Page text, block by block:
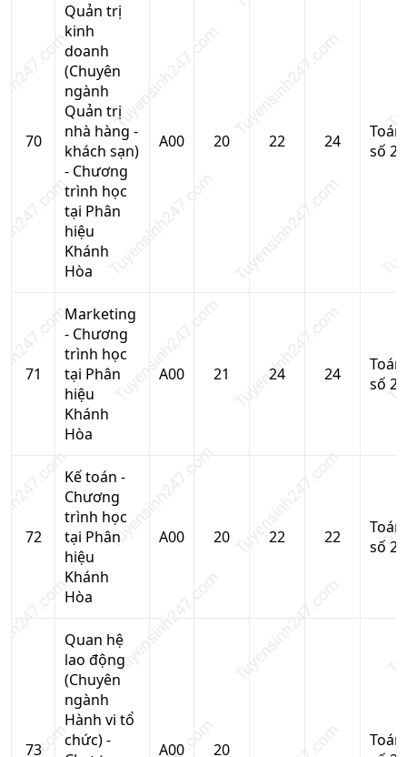
70
Quản trị
kinh
doanh
(Chuyên
ngành
Quản trị
nhà hàng -
khách sạn)
- Chương
trình học
tại Phân
hiệu
Khánh
Hòa
A00 20 22 24
số 2
71
Marketing
- Chương
trình học
tại Phân
hiệu
Khánh
Hòa
A00 21 24 24
số 2
72
Kế toán -
Chương
trình học
tại Phân
hiệu
Khánh
Hòa
A00 20 22 22
số 2
73
Quan hệ
lao động
(Chuyên
ngành
Hành vi tổ
chức) -
A00 20